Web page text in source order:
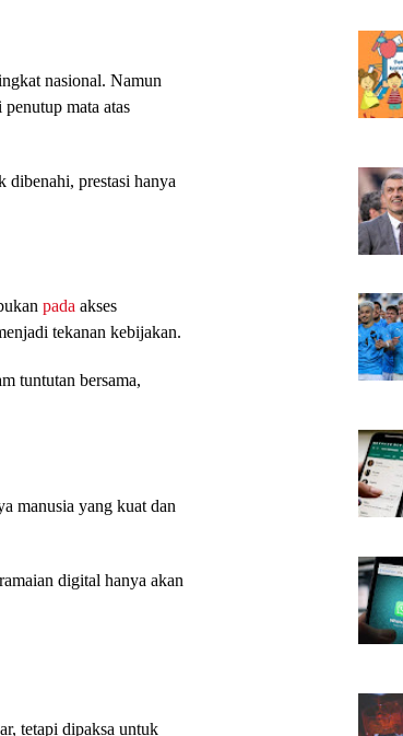
nasional. Namun
mata atas
dibenahi, prestasi hanya
pada akses
tekanan kebijakan.
tuntutan bersama,
manusia yang kuat dan
digital hanya akan
tetapi dipaksa untuk